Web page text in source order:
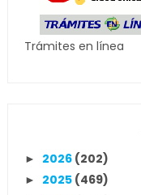
Trámites en línea
► 2026 (202)
► 2025 (469)